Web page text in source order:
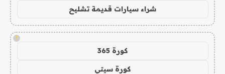
شراء سيارات قديمة تشليح
!
كورة 365
كورة سيتي